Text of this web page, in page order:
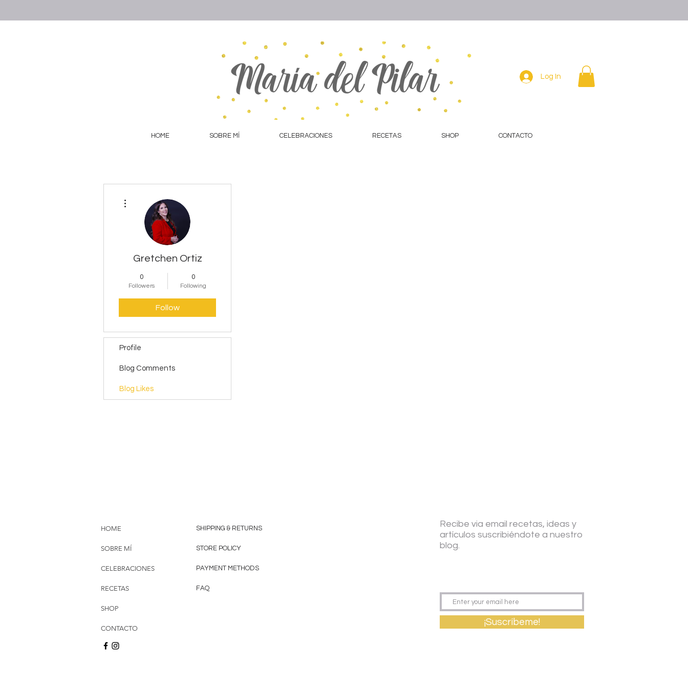
Log In
HOME SOBRE MÍ CELEBRACIONES RECETAS SHOP CONTACTO
Gretchen Ortiz
0
Followers
0
Following
Follow
Profile
Blog Comments
Blog Likes
HOME
SOBRE MÍ
CELEBRACIONES
RECETAS
SHOP
CONTACTO
SHIPPING & RETURNS
STORE POLICY
PAYMENT METHODS
FAQ
Recibe via email recetas, ideas y
artículos suscribiéndote a nuestro
blog.
¡Suscríbeme!